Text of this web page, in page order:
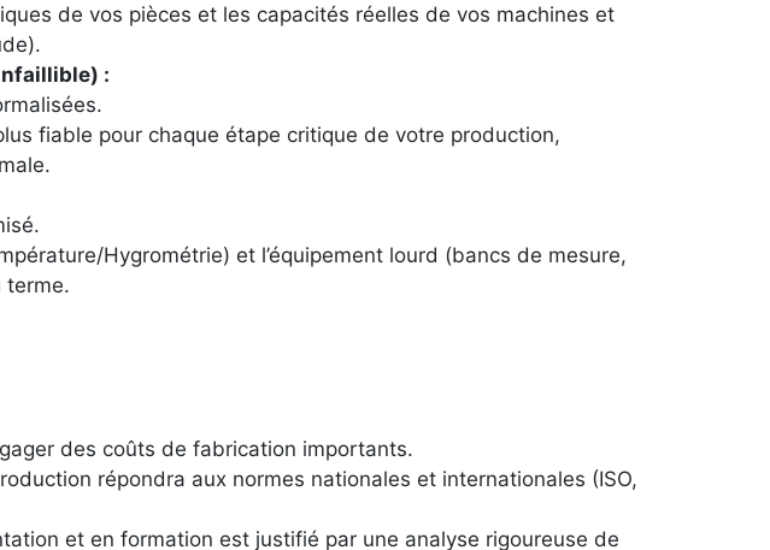
de vos pièces et les capacités réelles de vos machines et
:
fiable pour chaque étape critique de votre production,
Hygrométrie) et l’équipement lourd (bancs de mesure,
terme.
des coûts de fabrication importants.
répondra aux normes nationales et internationales (ISO,
et en formation est justifié par une analyse rigoureuse de